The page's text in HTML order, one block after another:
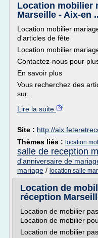
Location mobilier
Marseille - Aix-en
Location mobilier
d'articles de fête
Location mobilier
Contactez-nous pour
En savoir plus
Vous recherchez des
sur...
Lire la suite
Site : http://
Thèmes liés : location
salle de reception
d'anniversaire de
mariage / location salle
Location de
réception
Location de mobilier
Location de mobilier
Location de mobilier